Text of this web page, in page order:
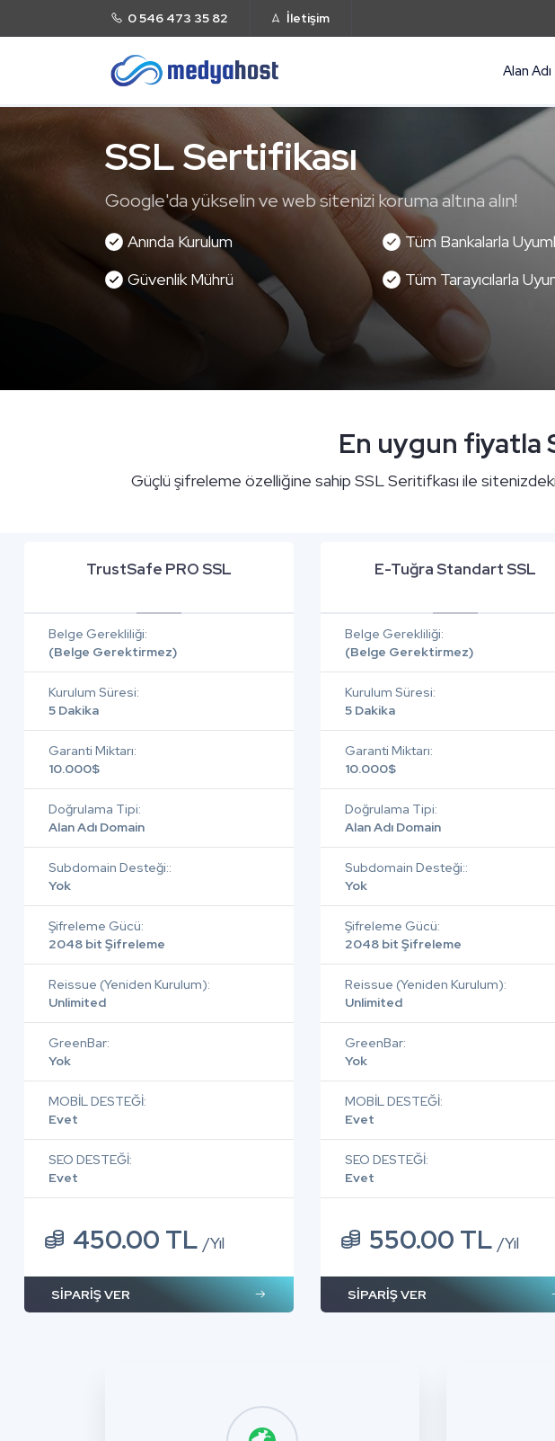
0 546 473 35 82 İletişim
Alan Adı
SSL Sertifikası
Google'da yükselin ve web sitenizi koruma altına alın!
Anında Kurulum
Tüm Bankalarla
Güvenlik Mührü
Tüm Tarayıcılarla
En uygun fiyatla
Güçlü şifreleme özelliğine sahip SSL Seritifkası ile
TrustSafe PRO SSL
Belge Gerekliliği:
(Belge Gerektirmez)
Kurulum Süresi:
5 Dakika
Garanti Miktarı:
10.000$
Doğrulama Tipi:
Alan Adı Domain
Subdomain Desteği::
Yok
Şifreleme Gücü:
2048 bit Şifreleme
Reissue (Yeniden Kurulum):
Unlimited
GreenBar:
Yok
MOBİL DESTEĞİ:
Evet
SEO DESTEĞİ:
Evet
450.00 TL /Yıl
SİPARİŞ VER
E-Tuğra Standart SSL
Belge Gerekliliği:
(Belge Gerektirmez)
Kurulum Süresi:
5 Dakika
Garanti Miktarı:
10.000$
Doğrulama Tipi:
Alan Adı Domain
Subdomain Desteği::
Yok
Şifreleme Gücü:
2048 bit Şifreleme
Reissue (Yeniden Kurulum):
Unlimited
GreenBar:
Yok
MOBİL DESTEĞİ:
Evet
SEO DESTEĞİ:
Evet
550.00 TL /Yıl
SİPARİŞ VER